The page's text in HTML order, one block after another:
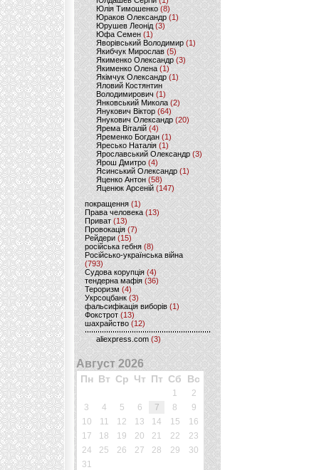
Юлія Тимошенко (8)
Юраков Олександр (1)
Юрушев Леонід (3)
Юфа Семен (1)
Яворівський Володимир (1)
Якибчук Мирослав (5)
Якименко Олександр (3)
Якименко Олена(1)
Якімчук Олександр (1)
Яловий Костянтин
Володимирович (1)
Янковський Микола(2)
Янукович Віктор (64)
Янукович Олександр(20)
Ярема Віталій(4)
Яременко Богдан(1)
Яресько Наталія(1)
Ярославський Олександр (3)
Ярош Дмитро (4)
Ясинський Олександр (1)
Яценко Антон(58)
Яценюк Арсеній (147)
покращення (1)
Права человека(13)
Приват (13)
Провокація (7)
Рейдери (15)
російська гебня (8)
Російсько-українська війна
(793)
Судова корупція (4)
тендерна мафія (36)
Тероризм (4)
Укрсоцбанк (3)
фальсифікація виборів (1)
Фокстрот(13)
шахрайство (12)
aliexpress.com (3)
Август 2026
Пн Вт Ср Чт Пт Сб Вс
1
2
3
4 5 6 7 8
9
10
11 12 13 14 15
16
17
18 19 20 21 22
23
24
25 26 27 28 29
30
31